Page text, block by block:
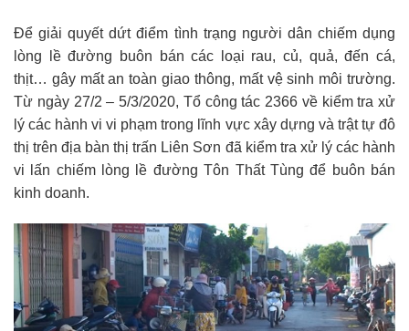
Để giải quyết dứt điểm tình trạng người dân chiếm dụng
lòng lề đường buôn bán các loại rau, củ, quả, đến cá,
thịt… gây mất an toàn giao thông, mất vệ sinh môi trường.
Từ ngày 27/2 – 5/3/2020, Tổ công tác 2366 về kiểm tra xử
lý các hành vi vi phạm trong lĩnh vực xây dựng và trật tự đô
thị trên địa bàn thị trấn Liên Sơn đã kiểm tra xử lý các hành
vi lấn chiếm lòng lề đường Tôn Thất Tùng để buôn bán
kinh doanh.